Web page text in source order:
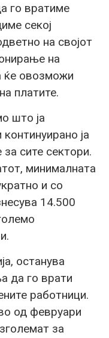
го вратиме
секој
на својот
на
ќе овозможи
платите.
што ја
ја
сите сектори.
минималната
и со
14.500
останува
да го врати
работници.
од февруари
за